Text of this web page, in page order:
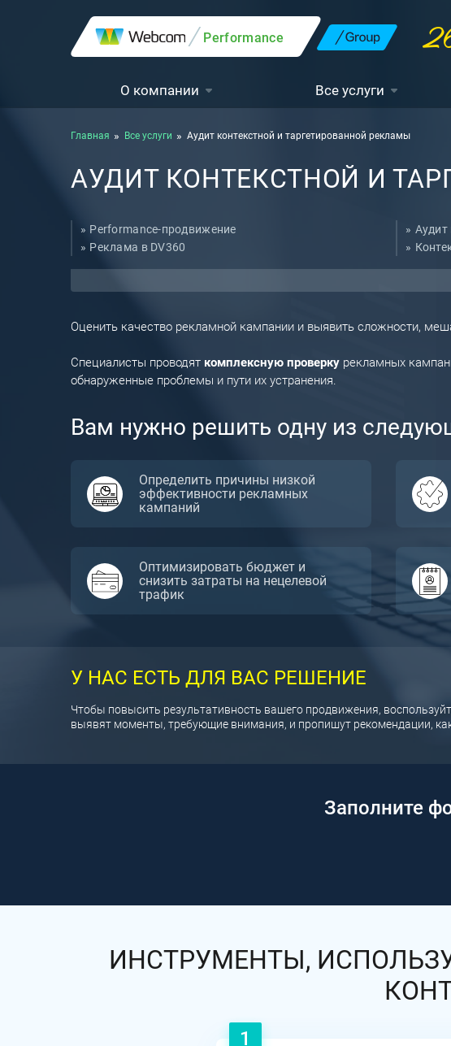
Performance
О компании Все услуги
Главная Все услуги Аудит контекстной и таргетированной рекламы
АУДИТ КОНТЕКСТНОЙ И
Performance-продвижение Аудит
Реклама в DV360
Оценить качество рекламной кампании и выявить сложности,
Специалисты проводят комплексную проверку рекламных
обнаруженные проблемы и пути их устранения.
Вам нужно решить одну из
Определить причины низкой
эффективности рекламных
кампаний
Оптимизировать бюджет и
снизить затраты на нецелевой
трафик
У НАС ЕСТЬ ДЛЯ ВАС РЕШЕНИЕ
Чтобы повысить результативность вашего продвижения,
выявят моменты, требующие внимания, и пропишут рекомендации,
Заполните
ИНСТРУМЕНТЫ,